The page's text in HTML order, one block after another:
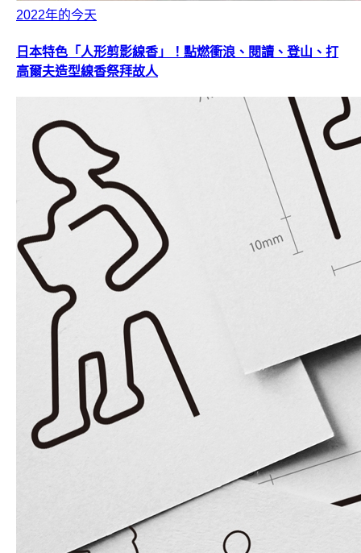
2022年的今天
日本特色「人形剪影線香」！點燃衝浪、閱讀、登山、打
高爾夫造型線香祭拜故人